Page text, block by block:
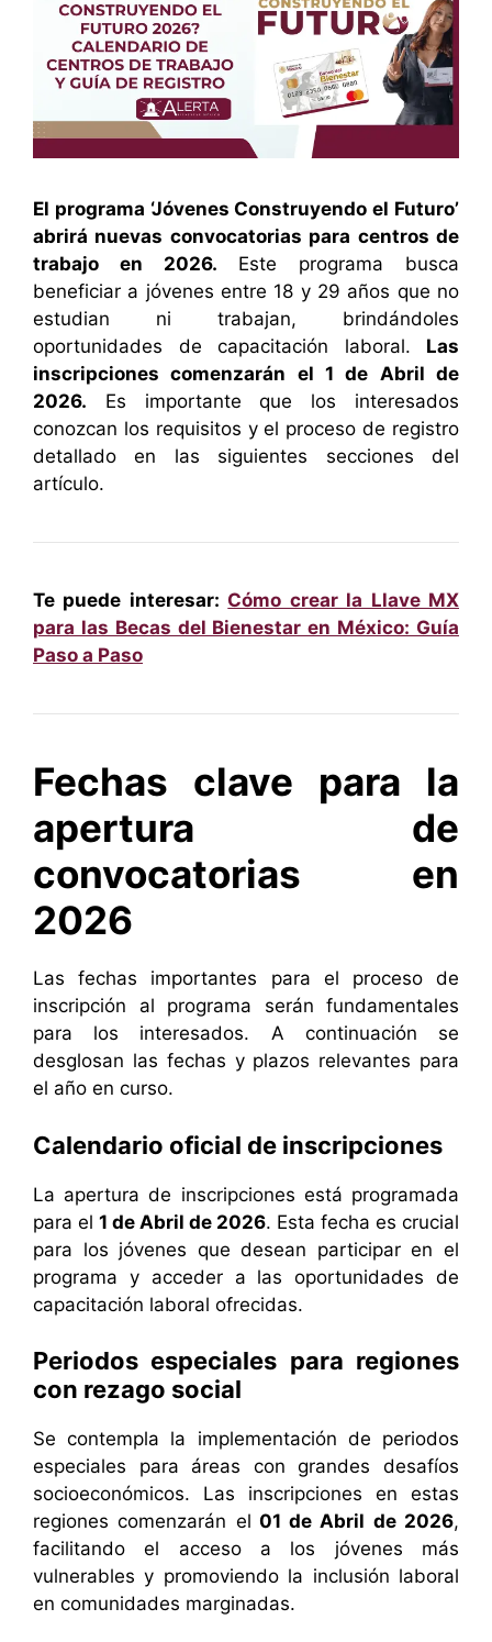
El programa ‘Jóvenes Construyendo el Futuro’
abrirá nuevas convocatorias para centros de
trabajo en 2026. Este programa busca
beneficiar a jóvenes entre 18 y 29 años que no
estudian ni trabajan, brindándoles
oportunidades de capacitación laboral. Las
inscripciones comenzarán el 1 de Abril de
2026. Es importante que los interesados
conozcan los requisitos y el proceso de registro
detallado en las siguientes secciones del
artículo.
Te puede interesar: Cómo crear la Llave MX
para las Becas del Bienestar en México: Guía
Paso a Paso
Fechas clave para la
apertura de
convocatorias en
2026
Las fechas importantes para el proceso de
inscripción al programa serán fundamentales
para los interesados. A continuación se
desglosan las fechas y plazos relevantes para
el año en curso.
Calendario oficial de inscripciones
La apertura de inscripciones está programada
para el 1 de Abril de 2026. Esta fecha es crucial
para los jóvenes que desean participar en el
programa y acceder a las oportunidades de
capacitación laboral ofrecidas.
Periodos especiales para regiones
con rezago social
Se contempla la implementación de periodos
especiales para áreas con grandes desafíos
socioeconómicos. Las inscripciones en estas
regiones comenzarán el 01 de Abril de 2026,
facilitando el acceso a los jóvenes más
vulnerables y promoviendo la inclusión laboral
en comunidades marginadas.